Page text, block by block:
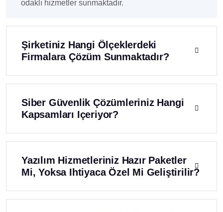
odaklı hizmetler sunmaktadır.
Şirketiniz Hangi Ölçeklerdeki
Firmalara Çözüm Sunmaktadır?
Siber Güvenlik Çözümleriniz Hangi
Kapsamları Içeriyor?
Yazılım Hizmetleriniz Hazır Paketler
Mi, Yoksa Ihtiyaca Özel Mi Geliştirilir?